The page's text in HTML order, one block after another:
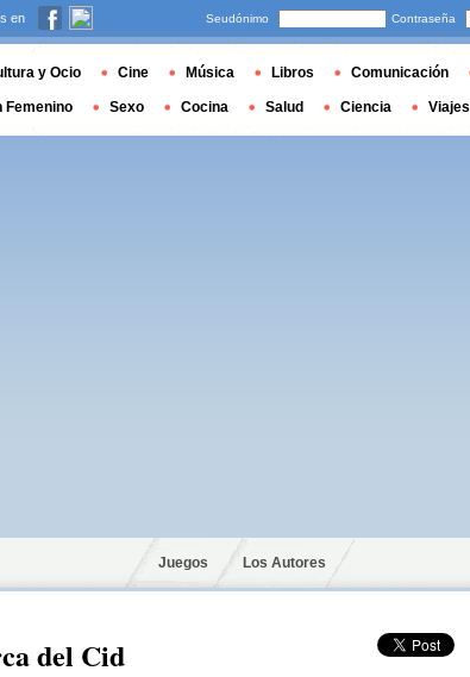
Juegos Los Autores
del Cid
en Seudónimo Contraseña
y Ocio Cine Música Libros Comunicación
Femenino Sexo Cocina Salud Ciencia Viajes